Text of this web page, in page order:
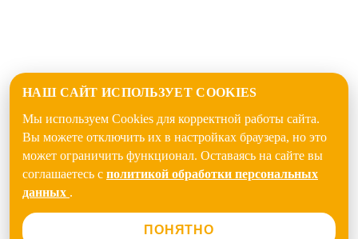
НАШ САЙТ ИСПОЛЬЗУЕТ COOKIES
Мы используем Cookies для корректной работы сайта.
Вы можете отключить их в настройках браузера, но это
может ограничить функционал. Оставаясь на сайте вы
соглашаетесь с политикой обработки персональных
данных .
ПОНЯТНО